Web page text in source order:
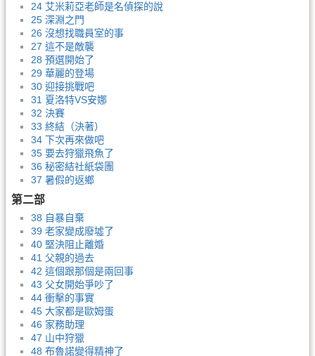
24 艾米莉亞老師是名偵探的說
25 深淵之門
26 沒想找職員室的事
27 這不是敵襲
28 預選開始了
29 華麗的登場
30 迎接挑戰吧
31 夏洛特VS安娜
32 決賽
33 終結（決著）
34 下次再來做吧
35 要去狩獵飛魚了
36 秘密結社紙袋團
37 暑假的返鄉
第二部
38 自暴自棄
39 老家變成廢墟了
40 堅決阻止離婚
41 父親的過去
42 這個跟那個是兩回事
43 父女開始爭吵了
44 衝擊的事實
45 大家都是歐姆蛋
46 家務助理
47 山中狩獵
48 布魯諾變得精神了